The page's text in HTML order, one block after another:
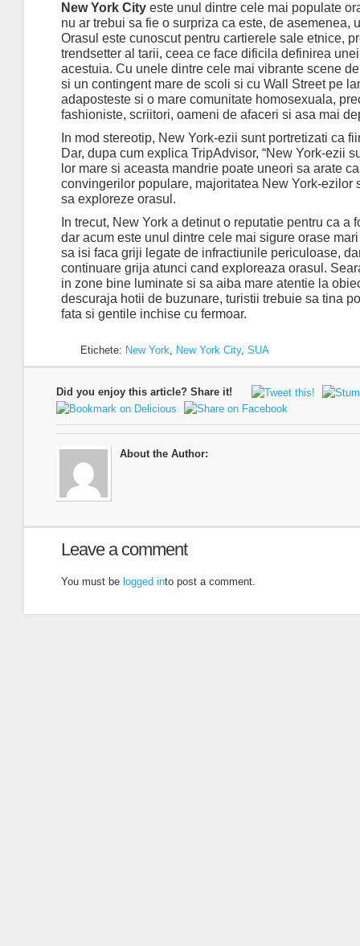
New York City este unul dintre cele mai populate
nu ar trebui sa fie o surpriza ca este, de asemenea,
Orasul este cunoscut pentru cartierele sale etnice,
trendsetter al tarii, ceea ce face dificila definirea unei
acestuia. Cu unele dintre cele mai vibrante scene
si un contingent mare de scoli si cu Wall Street pe
adaposteste si o mare comunitate homosexuala,
fashioniste, scriitori, oameni de afaceri si asa mai
In mod stereotip, New York-ezii sunt portretizati ca
Dar, dupa cum explica TripAdvisor, “New York-ezii
lor mare si aceasta mandrie poate uneori sa arate
convingerilor populare, majoritatea New York-ezilor
sa exploreze orasul.
In trecut, New York a detinut o reputatie pentru ca a
dar acum este unul dintre cele mai sigure orase
sa isi faca griji legate de infractiunile periculoase,
continuare grija atunci cand exploreaza orasul.
in zone bine luminate si sa aiba mare atentie la
descuraja hotii de buzunare, turistii trebuie sa tina
fata si gentile inchise cu fermoar.
Etichete: New York, New York City, SUA
Did you enjoy this article? Share it!
About the Author:
Leave a comment
You must be logged into post a comment.